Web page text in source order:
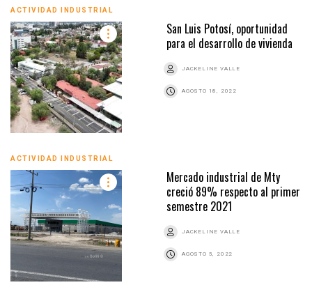
ACTIVIDAD INDUSTRIAL
San Luis Potosí, oportunidad
para el desarrollo de vivienda
JACKELINE VALLE
AGOSTO 18, 2022
ACTIVIDAD INDUSTRIAL
Mercado industrial de Mty
creció 89% respecto al primer
semestre 2021
JACKELINE VALLE
AGOSTO 5, 2022